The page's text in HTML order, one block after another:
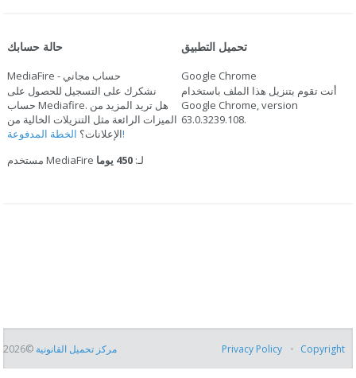
حالة حسابك
MediaFire - حساب مجاني
نشكرك على التسجيل للحصول على
حساب Mediafire. هل تريد المزيد من
الميزات الرائعة مثل التنزيلات الخالية من
الإعلانات؟الخطة المدفوعة!
مستخدم MediaFire لـ:450 يوما
تحميل التطبيق
Google Chrome
أنت تقوم بتنزيل هذا الملف باستخدام
Google Chrome, version
63.0.3239.108.
مركز تحميل القانونية ©2026 Privacy Policy Copyright